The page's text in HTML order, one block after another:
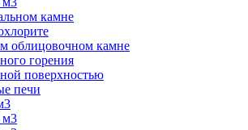
камне
облицовочном камне
горения
поверхностью
печи
м3